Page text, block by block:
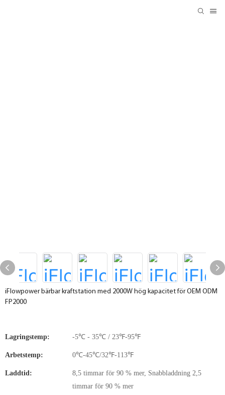
iFlowpower bärbar kraftstation med 2000W hög kapacitet för OEM ODM
FP2000
Lagringstemp: -5℃ - 35℃ / 23℉-95℉
Arbetstemp: 0℃-45℃/32℉-113℉
Laddtid:
8,5 timmar för 90 % mer, Snabbladdning 2,5
timmar för 90 % mer